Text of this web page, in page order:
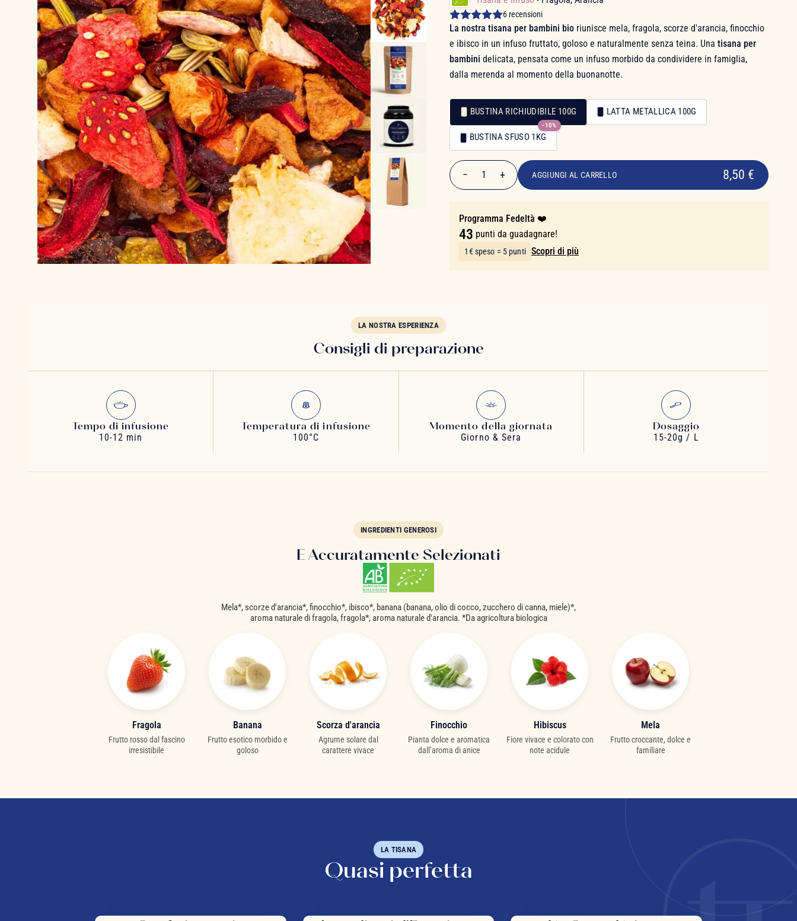
6 recensioni
La nostra tisana per bambini bio riunisce mela, fragola, scorze d'arancia, finocchio
e ibisco in un infuso fruttato, goloso e naturalmente senza teina. Unatisana per
bambini delicata, pensata come un infuso morbido da condividere in famiglia,
dalla merenda al momento della buonanotte.
Confezionamento
Confezionamento
BUSTINA RICHIUDIBILE 100G LATTA METALLICA 100G
BUSTINA SFUSO 1KG
-10%
8,50 €
− 1 +
Quantità
AGGIUNGI AL CARRELLO 8,50 €
Programma Fedeltà ❤️
43 punti da guadagnare!
1€ speso = 5 punti Scopri di più
LA NOSTRA ESPERIENZA
Consigli di preparazione
Tempo di infusione
10-12 min
Temperatura di infusione
100°C
Momento della giornata
Giorno & Sera
Dosaggio
15-20g / L
INGREDIENTI GENEROSI
E Accuratamente Selezionati
Fragola
Frutto rosso dal fascino
irresistibile
Banana
Frutto esotico morbido e
goloso
Scorza d'arancia
Agrume solare dal
carattere vivace
Finocchio
Pianta dolce e aromatica
dall’aroma di anice
Hibiscus
Fiore vivace e colorato con
note acidule
Mela
Frutto croccante, dolce e
familiare
Mela*, scorze d'arancia*, finocchio*, ibisco*, banana (banana, olio di cocco, zucchero di canna, miele)*,
aroma naturale di fragola, fragola*, aroma naturale d'arancia. *Da agricoltura biologica
LA TISANA
Quasi perfetta